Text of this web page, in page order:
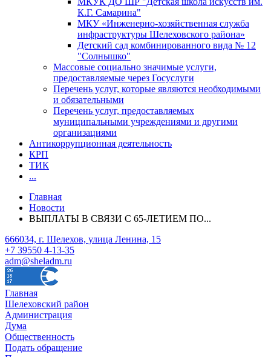
К.Г. Самарина"
МКУ «Инженерно-хозяйственная служба
инфраструктуры Шелеховского района»
Детский сад комбинированного вида № 12
"Солнышко"
Массовые социально значимые услуги,
предоставляемые через Госуслуги
Перечень услуг, которые являются необходимыми
и обязательными
Перечень услуг, предоставляемых
муниципальными учреждениями и другими
организациями
Антикоррупционная деятельность
КРП
ТИК
...
Главная
Новости
ВЫПЛАТЫ В СВЯЗИ С 65-ЛЕТИЕМ ПО...
666034, г. Шелехов, улица Ленина, 15
+7 39550 4-13-35
adm@sheladm.ru
Главная
Шелеховский район
Администрация
Дума
Общественность
Подать обращение